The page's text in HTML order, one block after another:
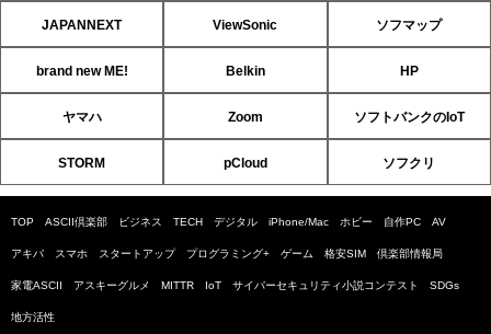
JAPANNEXT ViewSonic ソフマップ
brand new ME! Belkin HP
ヤマハ Zoom ソフトバンクのIoT
STORM pCloud ソフクリ
TOP ASCII倶楽部 ビジネス TECH デジタル iPhone/Mac ホビー 自作PC AV
アキバ スマホ スタートアップ プログラミング+ ゲーム 格安SIM 倶楽部情報局
家電ASCII アスキーグルメ MITTR IoT サイバーセキュリティ小説コンテスト SDGs
地方活性